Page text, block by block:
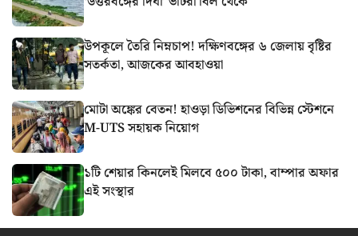
উপকূলে তৈরি নিম্নচাপ! দক্ষিণবঙ্গের ৬ জেলায় বৃষ্টির
সতর্কতা, আজকের আবহাওয়া
মোটা অঙ্কের বেতন! হাওড়া ডিভিশনের বিভিন্ন স্টেশনে
M-UTS সহায়ক নিয়োগ
১টি শেয়ার কিনলেই মিলবে ৫০০ টাকা, বাম্পার অফার
এই সংস্থার